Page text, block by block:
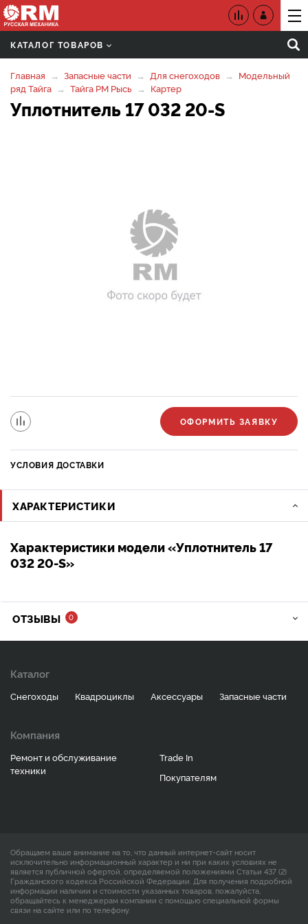
КАТАЛОГ ТОВАРОВ
Главная Запасные части Для снегоходов
Модельный
ряд Тайга
Тайга РМ Рысь Картер
Уплотнитель 17 032 20-S
ОФОРМИТЬ ЗАЯВКУ
УСЛОВИЯ ДОСТАВКИ
ХАРАКТЕРИСТИКИ
Характеристики модели «Уплотнитель 17
032 20-S»
ОТЗЫВЫ 0
Каталог
Снегоходы Квадроциклы Аксессуары Запасные части
Компания
Ремонт и обслуживание
техники
Trade In
Покупателям
Обращаем ваше внимание на то, что данный интернет-сайт носит
исключительно информационный характер и ни при каких условиях не
является публичной офертой, определяемой положениями Статьи 437 (2)
Гражданского кодекса Российской Федерации. Для получения подробной
информации наличии и стоимости указанных товаров, пожалуйста,
обращайтесь к менеджерам компании с помощью специальной формы
связи на сайте или по телефону.